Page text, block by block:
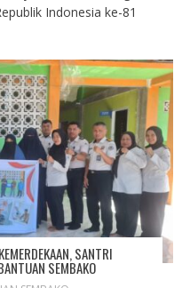
Indonesia ke-81
SANTRI
SEMBAKO